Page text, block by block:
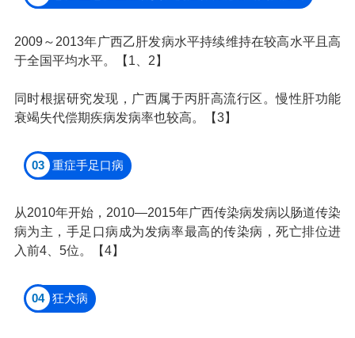
2009～2013年广西乙肝发病水平持续维持在较高水平且高
于全国平均水平。【1、2】
同时根据研究发现，广西属于丙肝高流行区。慢性肝功能
衰竭失代偿期疾病发病率也较高。【3】
03 重症手足口病
从2010年开始，2010—2015年广西传染病发病以肠道传染
病为主，手足口病成为发病率最高的传染病，死亡排位进
入前4、5位。【4】
04 狂犬病